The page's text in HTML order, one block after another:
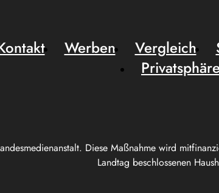
Diese Maßnahme wird
Landtag beschlossenen
Werben Vergleich
Privatsphäre